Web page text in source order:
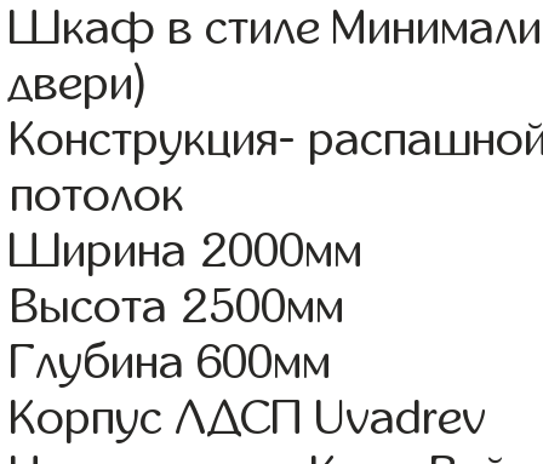
Шкаф в стиле
двери)
Конструкция-
потолок
Ширина 2000мм
Высота 2500мм
Глубина 600мм
Корпус ЛДСП Uvadrev